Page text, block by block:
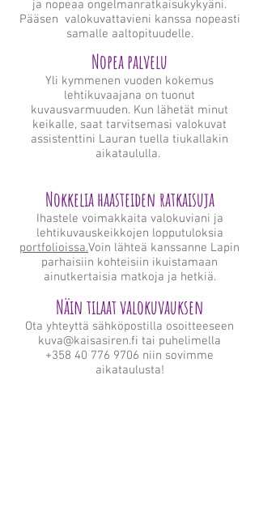
ja nopeaa ongelmanratkaisukykyäni.
Pääsen valokuvattavieni kanssa nopeasti
samalle aaltopituudelle.
Nopea palvelu
Yli kymmenen vuoden kokemus
lehtikuvaajana on tuonut
kuvausvarmuuden. Kun lähetät minut
keikalle, saat tarvitsemasi valokuvat
assistenttini Lauran tuella tiukallakin
aikataululla.
Nokkelia haasteiden ratkaisuja
Ihastele voimakkaita valokuviani ja
lehtikuvauskeikkojen lopputuloksia
portfolioissa.Voin lähteä kanssanne Lapin
parhaisiin kohteisiin ikuistamaan
ainutkertaisia matkoja ja hetkiä.
Näin tilaat valokuvauksen
Ota yhteyttä sähköpostilla osoitteeseen
kuva@kaisasiren.fi tai puhelimella
+358 40 776 9706 niin sovimme
aikataulusta!